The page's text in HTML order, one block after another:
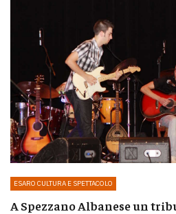
ESARO CULTURA E SPETTACOLO
A Spezzano Albanese un